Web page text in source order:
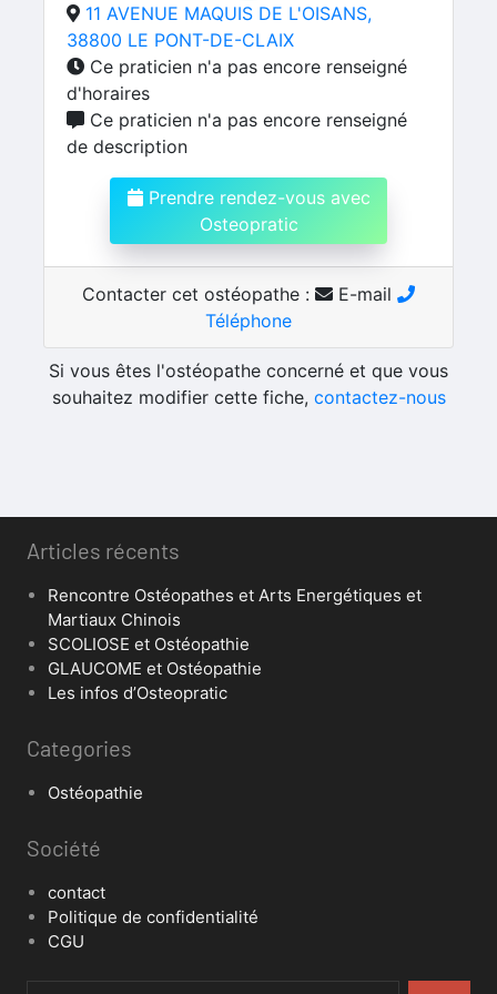
11 AVENUE MAQUIS DE L'OISANS,
38800 LE PONT-DE-CLAIX
Ce praticien n'a pas encore renseigné
d'horaires
Ce praticien n'a pas encore renseigné
de description
Prendre rendez-vous avec
Osteopratic
Contacter cet ostéopathe :
E-mail
Téléphone
Si vous êtes l'ostéopathe concerné et que vous
souhaitez modifier cette fiche, contactez-nous
Articles récents
Rencontre Ostéopathes et Arts Energétiques et
Martiaux Chinois
SCOLIOSE et Ostéopathie
GLAUCOME et Ostéopathie
Les infos d’Osteopratic
Categories
Ostéopathie
Société
contact
Politique de confidentialité
CGU